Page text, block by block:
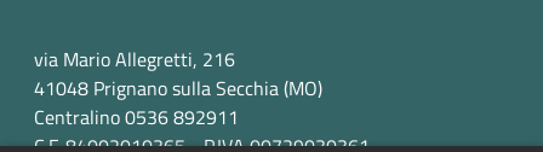
via Mario Allegretti, 216
41048 Prignano sulla Secchia (MO)
Centralino 0536 892911